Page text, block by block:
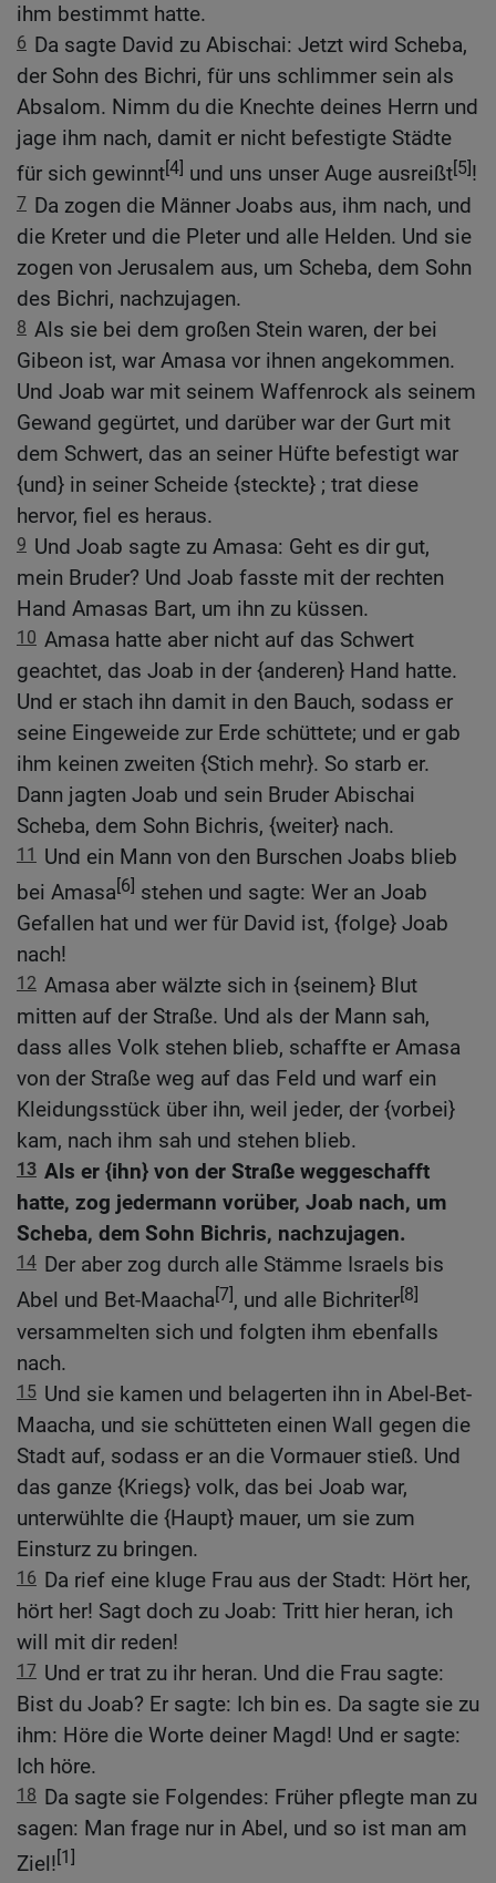
ihm bestimmt hatte.
6 Da sagte David zu Abischai: Jetzt wird Scheba,
der Sohn des Bichri, für uns schlimmer sein als
Absalom. Nimm du die Knechte deines Herrn und
jage ihm nach, damit er nicht befestigte Städte
für sich gewinnt[4] und uns unser Auge ausreißt[5]!
7 Da zogen die Männer Joabs aus, ihm nach, und
die Kreter und die Pleter und alle Helden. Und sie
zogen von Jerusalem aus, um Scheba, dem Sohn
des Bichri, nachzujagen.
8 Als sie bei dem großen Stein waren, der bei
Gibeon ist, war Amasa vor ihnen angekommen.
Und Joab war mit seinem Waffenrock als seinem
Gewand gegürtet, und darüber war der Gurt mit
dem Schwert, das an seiner Hüfte befestigt war
{und} in seiner Scheide {steckte} ; trat diese
hervor, fiel es heraus.
9 Und Joab sagte zu Amasa: Geht es dir gut,
mein Bruder? Und Joab fasste mit der rechten
Hand Amasas Bart, um ihn zu küssen.
10 Amasa hatte aber nicht auf das Schwert
geachtet, das Joab in der {anderen} Hand hatte.
Und er stach ihn damit in den Bauch, sodass er
seine Eingeweide zur Erde schüttete; und er gab
ihm keinen zweiten {Stich mehr}. So starb er.
Dann jagten Joab und sein Bruder Abischai
Scheba, dem Sohn Bichris, {weiter} nach.
11 Und ein Mann von den Burschen Joabs blieb
bei Amasa[6] stehen und sagte: Wer an Joab
Gefallen hat und wer für David ist, {folge} Joab
nach!
12 Amasa aber wälzte sich in {seinem} Blut
mitten auf der Straße. Und als der Mann sah,
dass alles Volk stehen blieb, schaffte er Amasa
von der Straße weg auf das Feld und warf ein
Kleidungsstück über ihn, weil jeder, der {vorbei}
kam, nach ihm sah und stehen blieb.
13 Als er {ihn} von der Straße weggeschafft
hatte, zog jedermann vorüber, Joab nach, um
Scheba, dem Sohn Bichris, nachzujagen.
14 Der aber zog durch alle Stämme Israels bis
Abel und Bet-Maacha[7], und alle Bichriter[8]
versammelten sich und folgten ihm ebenfalls
nach.
15 Und sie kamen und belagerten ihn in Abel-Bet-
Maacha, und sie schütteten einen Wall gegen die
Stadt auf, sodass er an die Vormauer stieß. Und
das ganze {Kriegs} volk, das bei Joab war,
unterwühlte die {Haupt} mauer, um sie zum
Einsturz zu bringen.
16 Da rief eine kluge Frau aus der Stadt: Hört her,
hört her! Sagt doch zu Joab: Tritt hier heran, ich
will mit dir reden!
17 Und er trat zu ihr heran. Und die Frau sagte:
Bist du Joab? Er sagte: Ich bin es. Da sagte sie zu
ihm: Höre die Worte deiner Magd! Und er sagte:
Ich höre.
18 Da sagte sie Folgendes: Früher pflegte man zu
sagen: Man frage nur in Abel, und so ist man am
Ziel![1]